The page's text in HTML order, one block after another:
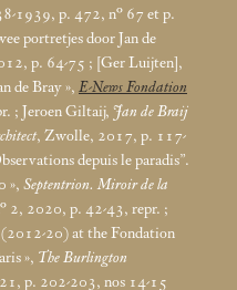
1939, p. 472, n° 67 et p.
portretjes door Jan de
p. 64-75 ; [Ger Luijten],
de Bray», E-News Fondation
; Jeroen Giltaij, Jan de Braij
, Zwolle, 2017, p. 117-
depuis le paradis”.
», Septentrion. Miroir de la
2, 2020, p. 42-43, repr. ;
20) at the Fondation
», The Burlington
p. 202-203, nos 14-15